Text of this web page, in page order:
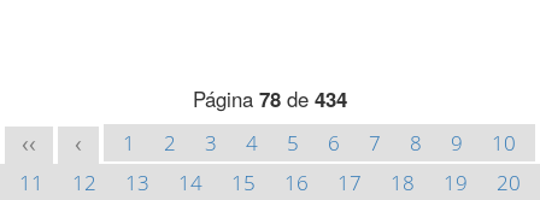
Página 78 de 434
<< < 1 2 3 4 5 6 7 8 9
10
11
12 13 14 15 16 17 18 19
20